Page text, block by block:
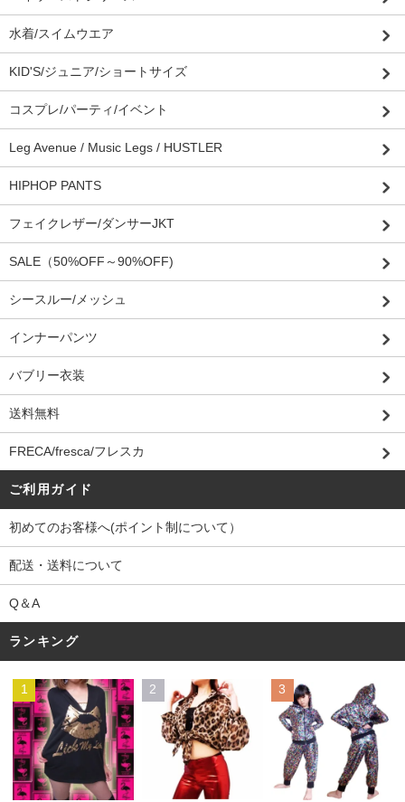
水着/スイムウエア
KID'S/ジュニア/ショートサイズ
コスプレ/パーティ/イベント
Leg Avenue / Music Legs / HUSTLER
HIPHOP PANTS
フェイクレザー/ダンサーJKT
SALE（50%OFF～90%OFF)
シースルー/メッシュ
インナーパンツ
バブリー衣装
送料無料
FRECA/fresca/フレスカ
ご利用ガイド
初めてのお客様へ(ポイント制について）
配送・送料について
Q＆A
ランキング
1 2 3